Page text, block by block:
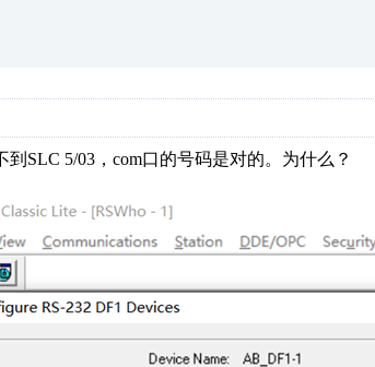
到SLC 5/03，com口的号码是对的。为什么？